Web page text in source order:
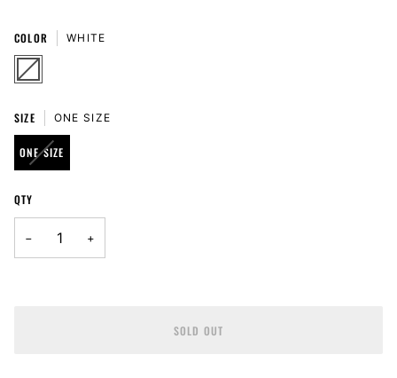
COLOR WHITE
WHITE
VARIANT
SOLD
OUT
SIZE ONE SIZE
ONE SIZE
VARIANT
SOLD
UNAVAILABLE
QTY
− +
SOLD OUT